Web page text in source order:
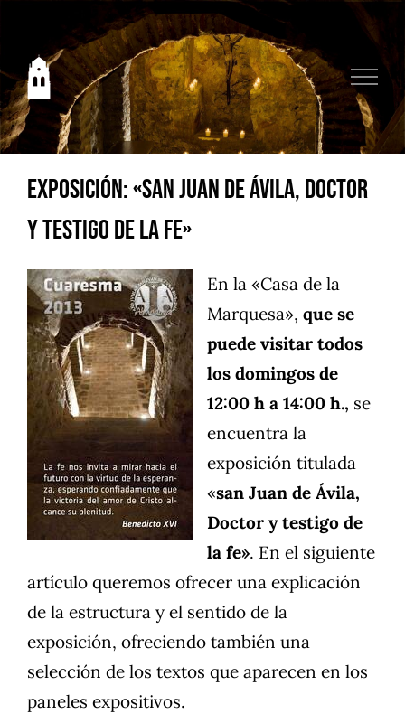
contenido
Exposición: «San Juan de Ávila, Doctor
y Testigo de la Fe»
En la «Casa de la
Marquesa», que se
puede visitar todos
los domingos de
12:00 h a 14:00 h., se
encuentra la
exposición titulada
«san Juan de Ávila,
Doctor y testigo de
la fe». En el siguiente
artículo queremos ofrecer una explicación
de la estructura y el sentido de la
exposición, ofreciendo también una
selección de los textos que aparecen en los
paneles expositivos.